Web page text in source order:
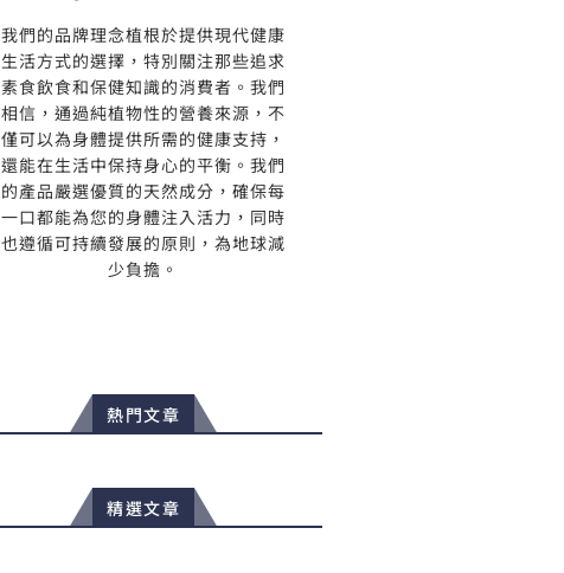
我們的品牌理念植根於提供現代健康
生活方式的選擇，特別關注那些追求
素食飲食和保健知識的消費者。我們
相信，通過純植物性的營養來源，不
僅可以為身體提供所需的健康支持，
還能在生活中保持身心的平衡。我們
的產品嚴選優質的天然成分，確保每
一口都能為您的身體注入活力，同時
也遵循可持續發展的原則，為地球減
少負擔。
熱門文章
精選文章